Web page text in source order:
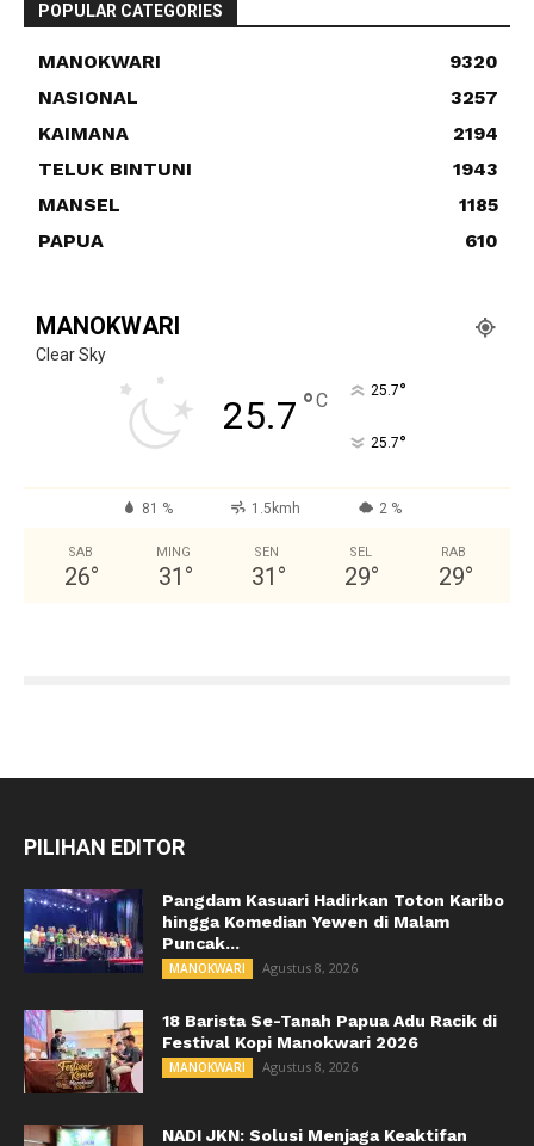
POPULAR CATEGORIES
MANOKWARI
9320
NASIONAL
3257
KAIMANA
2194
TELUK BINTUNI
1943
MANSEL
1185
PAPUA
610
MANOKWARI
Clear Sky
25.7 °C 25.7°
25.7°
81 % 1.5kmh 2 %
SAB
26°
MING
31 °
SEN
31 °
SEL
29°
RAB
29°
PILIHAN EDITOR
Pangdam Kasuari Hadirkan Toton Karibo
hingga Komedian Yewen di Malam
Puncak...
MANOKWARI Agustus 8, 2026
18 Barista Se-Tanah Papua Adu Racik di
Festival Kopi Manokwari 2026
MANOKWARI Agustus 8, 2026
NADI JKN: Solusi Menjaga Keaktifan